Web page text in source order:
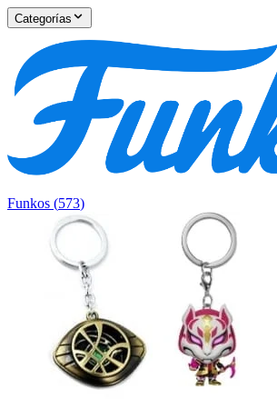
Categorías
Funkos (573)